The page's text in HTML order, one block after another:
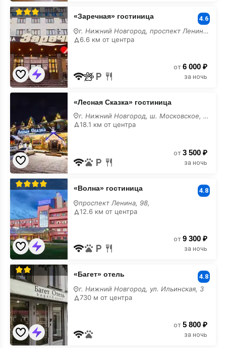
«Заречная»
гостиница
у
моря
«Заречная» гостиница 4.6
г. Нижний Новгород, проспект Ленина, 36
6.6 км от центра
от 6 000 ₽
за ночь
«Лесная
моря
«Лесная Сказка» гостиница
г. Нижний Новгород, ш. Московское, 401А
18.1 км от центра
от 3 500 ₽
за ночь
«Волна»
гостиница
у
моря
«Волна» гостиница 4.8
проспект Ленина, 98,
12.6 км от центра
от 9 300 ₽
за ночь
«Багет»
отель
моря
«Багет» отель 4.8
г. Нижний Новгород, ул. Ильинская, 3
730 м от центра
от 5 800 ₽
за ночь